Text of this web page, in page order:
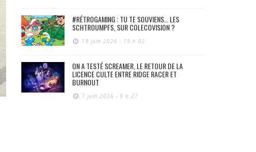
#RÉTROGAMING : TU TE SOUVIENS… LES
SCHTROUMPFS, SUR COLECOVISION ?
19 juin 2026 - 19 h 02
ON A TESTÉ SCREAMER, LE RETOUR DE LA
LICENCE CULTE ENTRE RIDGE RACER ET
BURNOUT
7 juin 2026 - 9 h 27